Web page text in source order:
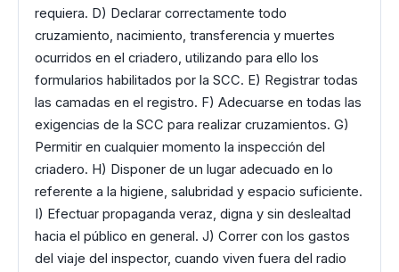
requiera. D) Declarar correctamente todo
cruzamiento, nacimiento, transferencia y muertes
ocurridos en el criadero, utilizando para ello los
formularios habilitados por la SCC. E) Registrar todas
las camadas en el registro. F) Adecuarse en todas las
exigencias de la SCC para realizar cruzamientos. G)
Permitir en cualquier momento la inspección del
criadero. H) Disponer de un lugar adecuado en lo
referente a la higiene, salubridad y espacio suficiente.
I) Efectuar propaganda veraz, digna y sin deslealtad
hacia el público en general. J) Correr con los gastos
del viaje del inspector, cuando viven fuera del radio